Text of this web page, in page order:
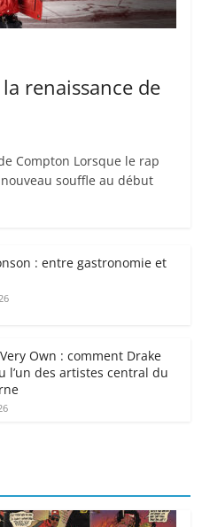
renaissance de
Compton Lorsque le rap
souffle au début
: entre gastronomie et
Own : comment Drake
l’un des artistes central du